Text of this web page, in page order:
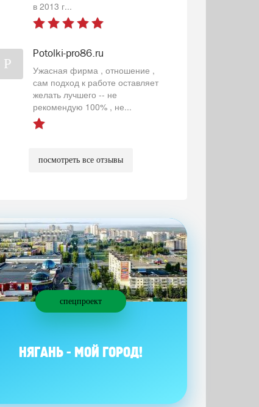
в 2013 г...
P
Potolki-pro86.ru
Ужасная фирма , отношение ,
сам подход к работе оставляет
желать лучшего -- не
рекомендую 100% , не...
посмотреть все отзывы
спецпроект
НЯГАНЬ - МОЙ ГОРОД!